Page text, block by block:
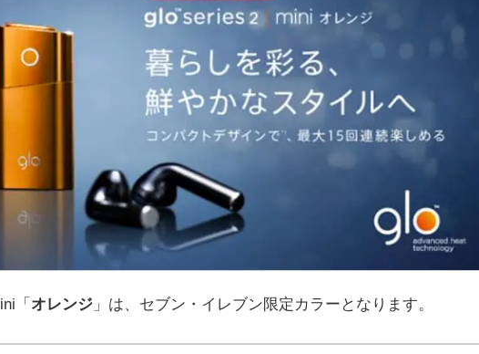
「 オレンジ 」は、セブン・イレブン限定カラーとなります。